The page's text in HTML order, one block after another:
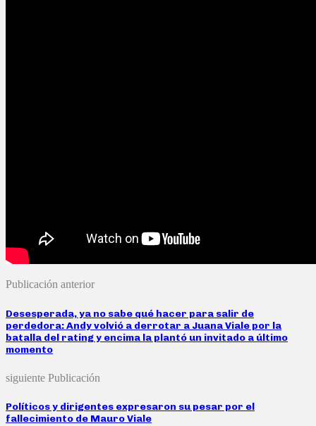
Publicación anterior
Desesperada, ya no sabe qué hacer para salir de
perdedora: Andy volvió a derrotar a Juana Viale por la
batalla del rating y encima la plantó un invitado a último
momento
siguiente Publicación
Políticos y dirigentes expresaron su pesar por el
fallecimiento de Mauro Viale